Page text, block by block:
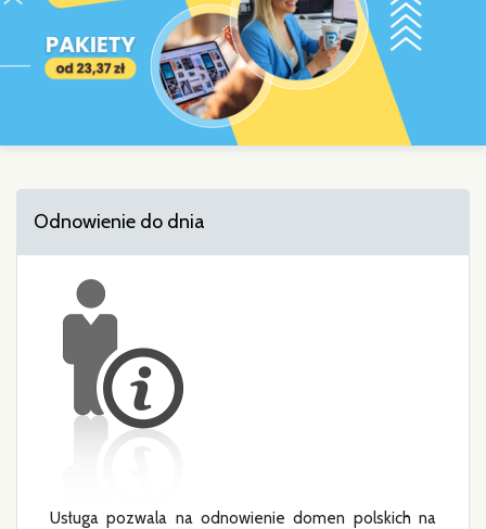
Odnowienie do dnia
Usługa pozwala na odnowienie domen polskich na